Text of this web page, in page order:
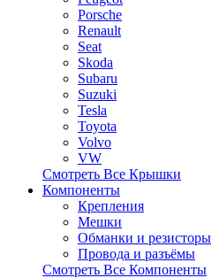
Porsche
Renault
Seat
Skoda
Subaru
Suzuki
Tesla
Toyota
Volvo
VW
Смотреть Все Крышки
Компоненты
Крепления
Мешки
Обманки и резисторы
Провода и разъёмы
Смотреть Все Компоненты